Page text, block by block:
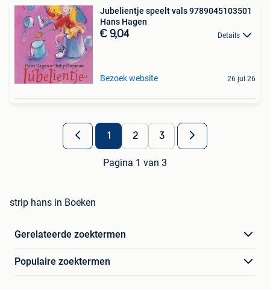
Jubelientje speelt vals 9789045103501
Hans Hagen
€ 9,04 Details
Bezoek website 26 jul 26
1 2 3
Pagina 1 van 3
strip hans in Boeken
Gerelateerde zoektermen
Populaire zoektermen